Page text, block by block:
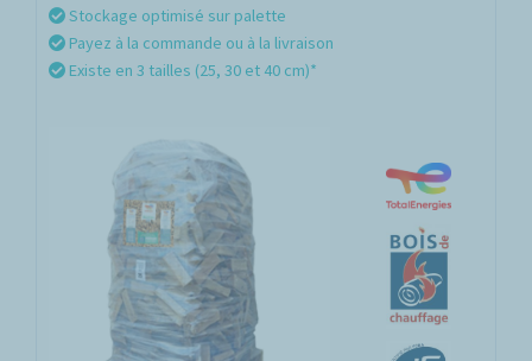
Stockage optimisé sur palette
Payez à la commande ou à la livraison
Existe en 3 tailles (25, 30 et 40 cm)*